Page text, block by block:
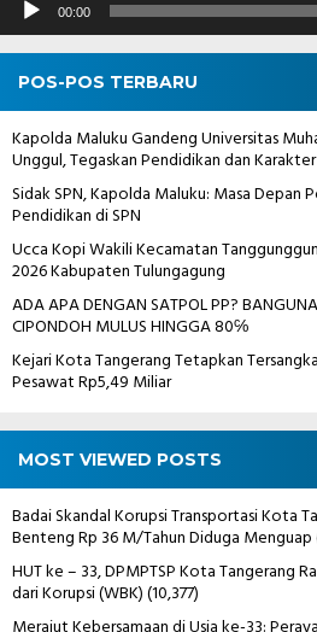
00:00
POS-POS TERBARU
Kapolda Maluku Gandeng Universitas
Unggul, Tegaskan Pendidikan dan
Sidak SPN, Kapolda Maluku: Masa Depan
Pendidikan di SPN
Ucca Kopi Wakili Kecamatan
2026 Kabupaten Tulungagung
ADA APA DENGAN SATPOL PP?
CIPONDOH MULUS HINGGA 80℅
Kejari Kota Tangerang Tetapkan
Pesawat Rp5,49 Miliar
MOST VIEWED POSTS
Badai Skandal Korupsi Transportasi Kota
Benteng Rp 36 M/Tahun Diduga Menguap
HUT ke – 33, DPMPTSP Kota Tangerang
dari Korupsi (WBK)(10,377)